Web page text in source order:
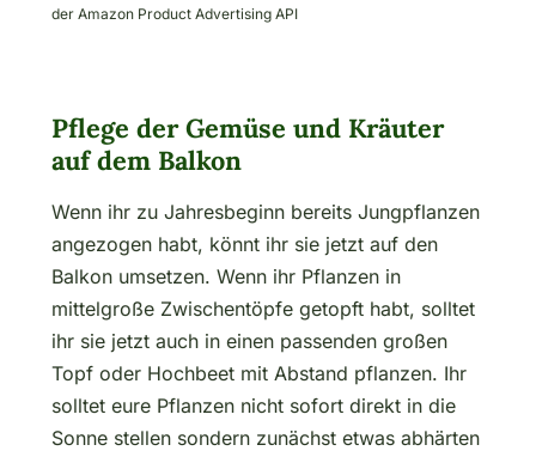
der Amazon Product Advertising API
Pflege der Gemüse und Kräuter
auf dem Balkon
Wenn ihr zu Jahresbeginn bereits Jungpflanzen
angezogen habt, könnt ihr sie jetzt auf den
Balkon umsetzen. Wenn ihr Pflanzen in
mittelgroße Zwischentöpfe getopft habt, solltet
ihr sie jetzt auch in einen passenden großen
Topf oder Hochbeet mit Abstand pflanzen. Ihr
solltet eure Pflanzen nicht sofort direkt in die
Sonne stellen sondern zunächst etwas abhärten